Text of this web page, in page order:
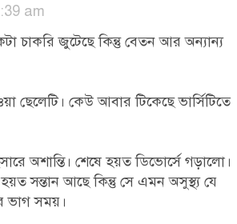
am
চাকরি জুটেছে কিন্তু বেতন আর অন্যান্য
ছেলেটি। কেউ আবার টিকেছে ভার্সিটিতে
অশান্তি। শেষে হয়ত ডিভোর্সে গড়ালো।
সন্তান আছে কিন্তু সে এমন অসুস্থ্য যে
ভাগ সময়।